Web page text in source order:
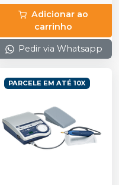
Adicionar ao
carrinho
Pedir via Whatsapp
PARCELE EM ATÉ 10X